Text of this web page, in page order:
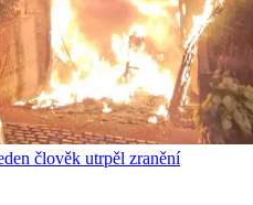
člověk utrpěl zranění